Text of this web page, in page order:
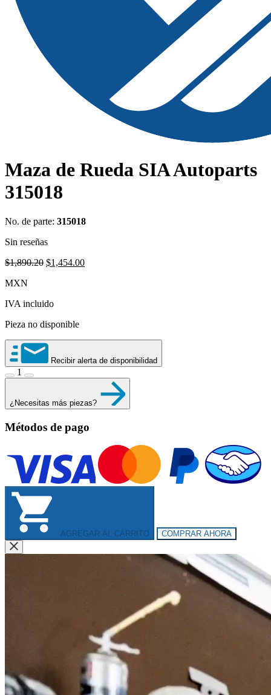
Maza de Rueda SIA Autoparts
315018
No. de parte: 315018
Sin reseñas
$1,890.20 Original
$1,454.00Current
MXN
IVA incluido
Pieza no disponible
Recibir alerta de disponibilidad
1
¿Necesitas más piezas?
Métodos de pago
AGREGAR AL CARRITO COMPRAR AHORA